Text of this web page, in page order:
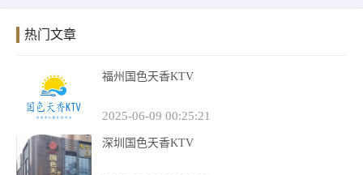
热门文章
福州国色天香KTV
2025-06-09 00:25:21
深圳国色天香KTV